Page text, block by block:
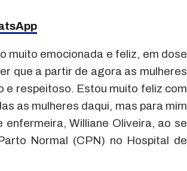
muito emocionada e feliz, em dose
que a partir de agora as mulheres
e respeitoso. Estou muito feliz com
as mulheres daqui, mas para mim
enfermeira, Williane Oliveira, ao se
Normal (CPN) no Hospital de